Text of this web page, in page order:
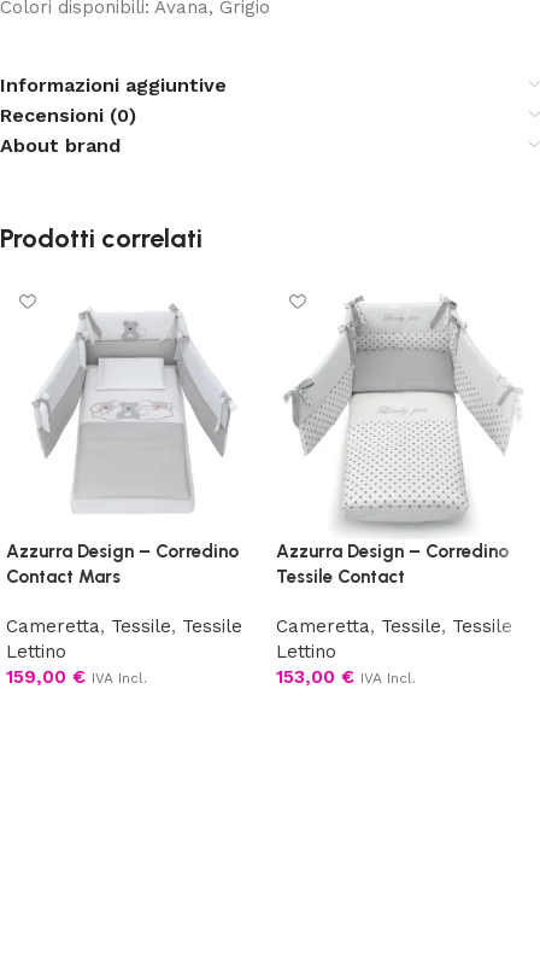
Colori disponibili: Avana, Grigio
Informazioni aggiuntive
Recensioni (0)
About brand
Prodotti correlati
Azzurra Design – Corredino
Contact Mars
Cameretta, Tessile, Tessile
Lettino
159,00 € IVA Incl.
Azzurra Design – Corredino
Tessile Contact
Cameretta, Tessile, Tessile
Lettino
153,00 € IVA Incl.